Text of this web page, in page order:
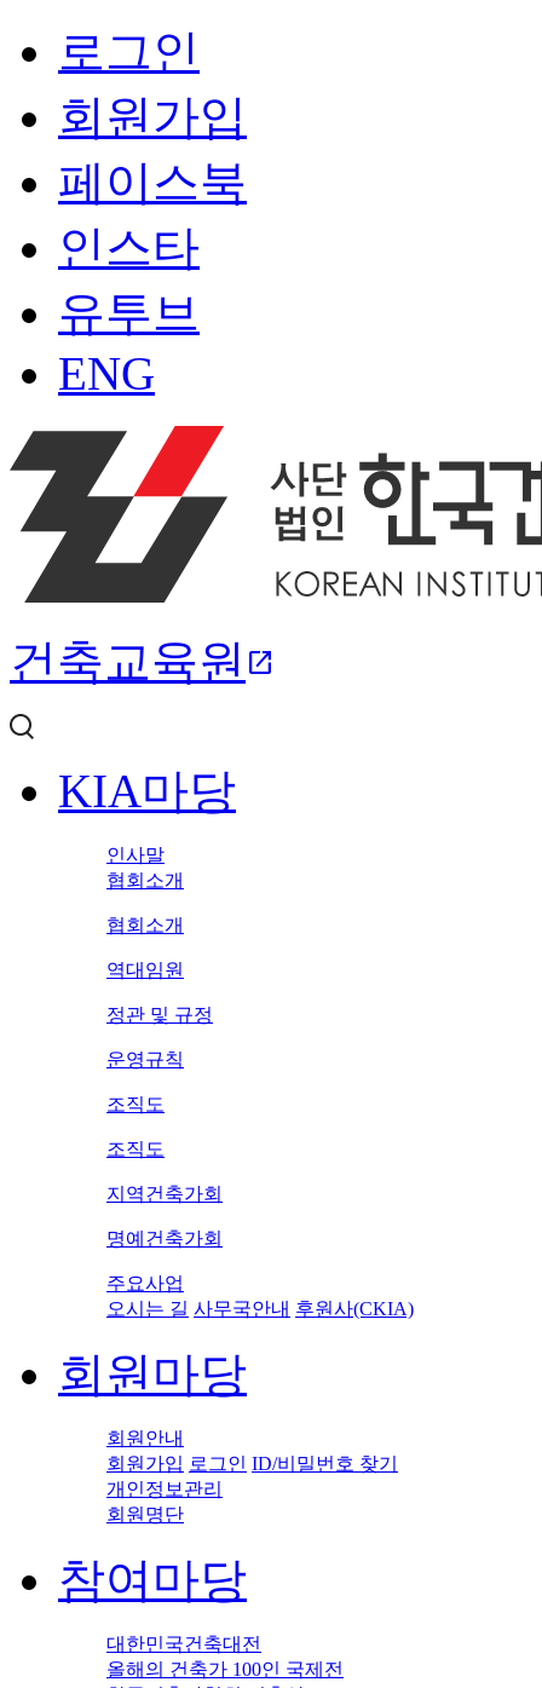
로그인
회원가입
페이스북
인스타
유투브
ENG
건축교육원 open_in_new
KIA마당
인사말
협회소개
협회소개
역대임원
정관 및 규정
운영규칙
조직도
조직도
지역건축가회
명예건축가회
주요사업
오시는 길 사무국안내 후원사(CKIA)
회원마당
회원안내
회원가입 로그인 ID/비밀번호 찾기
개인정보관리
회원명단
참여마당
대한민국건축대전
올해의 건축가 100인 국제전